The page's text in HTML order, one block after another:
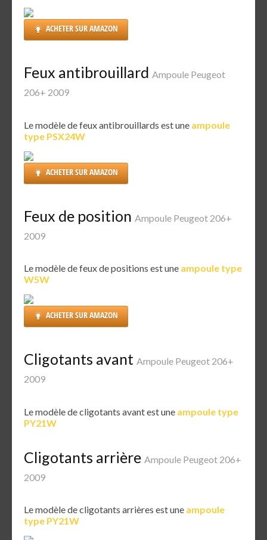
ACHETER SUR AMAZON
Feux antibrouillard Ampoule Peugeot
206+ 2009
Le modèle de feux antibrouillards est une ampoule
type PSX24W
ACHETER SUR AMAZON
Feux de position Ampoule Peugeot 206+
2009
Le modèle de feux de positions est une ampoule type
W5W
ACHETER SUR AMAZON
Cligotants avant Ampoule Peugeot 206+
2009
Le modèle de cligotants avant est une ampoule type
PY21W
Cligotants arrière Ampoule Peugeot 206+
2009
Le modèle de cligotants arrières est une ampoule
type PY21W